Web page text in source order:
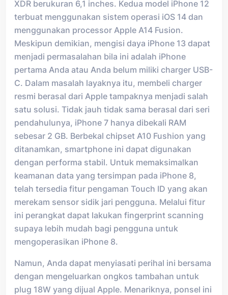
XDR berukuran 6,1 inches. Kedua model iPhone 12
terbuat menggunakan sistem operasi iOS 14 dan
menggunakan processor Apple A14 Fusion.
Meskipun demikian, mengisi daya iPhone 13 dapat
menjadi permasalahan bila ini adalah iPhone
pertama Anda atau Anda belum miliki charger USB-
C. Dalam masalah layaknya itu, membeli charger
resmi berasal dari Apple tampaknya menjadi salah
satu solusi. Tidak jauh tidak sama berasal dari seri
pendahulunya, iPhone 7 hanya dibekali RAM
sebesar 2 GB. Berbekal chipset A10 Fushion yang
ditanamkan, smartphone ini dapat digunakan
dengan performa stabil. Untuk memaksimalkan
keamanan data yang tersimpan pada iPhone 8,
telah tersedia fitur pengaman Touch ID yang akan
merekam sensor sidik jari pengguna. Melalui fitur
ini perangkat dapat lakukan fingerprint scanning
supaya lebih mudah bagi pengguna untuk
mengoperasikan iPhone 8.
Namun, Anda dapat menyiasati perihal ini bersama
dengan mengeluarkan ongkos tambahan untuk
plug 18W yang dijual Apple. Menariknya, ponsel ini